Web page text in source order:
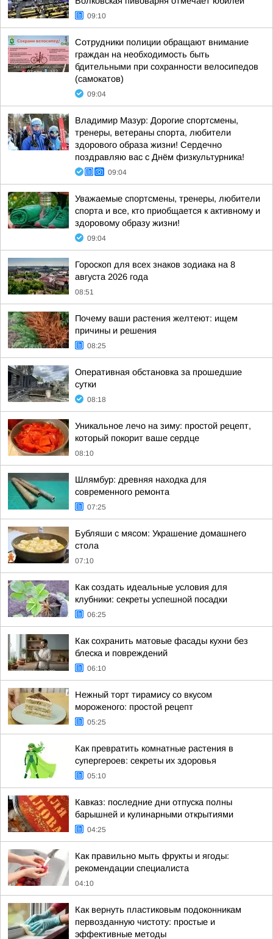
09:10
Сотрудники полиции обращают внимание
граждан на необходимость быть
бдительными при сохранности велосипедов
(самокатов)
09:04
Владимир Мазур: Дорогие спортсмены,
тренеры, ветераны спорта, любители
здорового образа жизни! Сердечно
поздравляю вас с Днём физкультурника!
09:04
Уважаемые спортсмены, тренеры, любители
спорта и все, кто приобщается к активному и
здоровому образу жизни!
09:04
Гороскоп для всех знаков зодиака на 8
августа 2026 года
08:51
Почему ваши растения желтеют: ищем
причины и решения
08:25
Оперативная обстановка за прошедшие
сутки
08:18
Уникальное лечо на зиму: простой рецепт,
который покорит ваше сердце
08:10
Шлямбур: древняя находка для
современного ремонта
07:25
Бубляши с мясом: Украшение домашнего
стола
07:10
Как создать идеальные условия для
клубники: секреты успешной посадки
06:25
Как сохранить матовые фасады кухни без
блеска и повреждений
06:10
Нежный торт тирамису со вкусом
мороженого: простой рецепт
05:25
Как превратить комнатные растения в
супергероев: секреты их здоровья
05:10
Кавказ: последние дни отпуска полны
барышней и кулинарными открытиями
04:25
Как правильно мыть фрукты и ягоды:
рекомендации специалиста
04:10
Как вернуть пластиковым подоконникам
первозданную чистоту: простые и
эффективные методы